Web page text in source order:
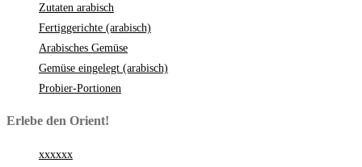
Zutaten arabisch
Fertiggerichte (arabisch)
Arabisches Gemüse
Gemüse eingelegt (arabisch)
Probier-Portionen
Erlebe den Orient!
xxxxxx